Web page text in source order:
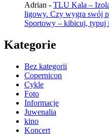
Adrian - TLU Kala –
ligowy. Czy wygra swój
Sportowy – kibicuj,
Kategorie
Bez kategorii
Copernicon
Cykle
Foto
Informacje
Juwenalia
kino
Koncert